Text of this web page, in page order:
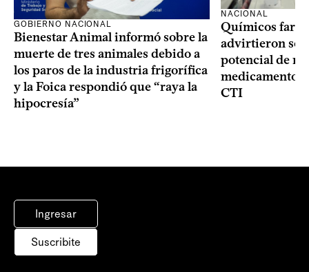
GOBIERNO NACIONAL
Bienestar Animal informó sobre la
muerte de tres animales debido a
los paros de la industria frigorífica
y la Foica respondió que “raya la
hipocresía”
NACIONAL
Químicos
advirtieron
potencial de
medicamentos
CTI
Ingresar
Suscribite